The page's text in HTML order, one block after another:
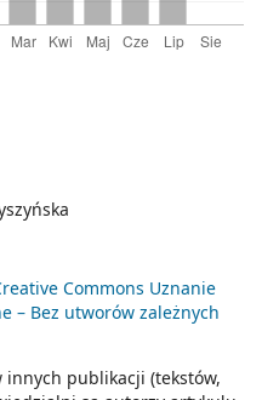
Commons Uznanie
– Bez utworów zależnych
publikacji (tekstów,